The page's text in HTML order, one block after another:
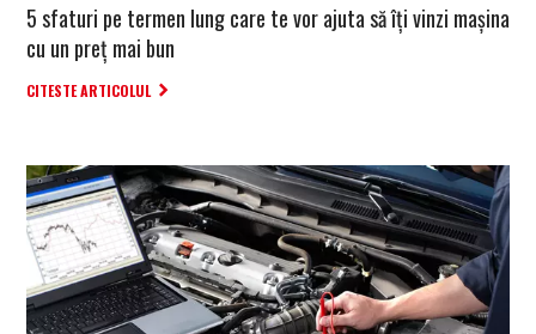
5 sfaturi pe termen lung care te vor ajuta să îţi vinzi maşina
cu un preţ mai bun
CITESTE ARTICOLUL